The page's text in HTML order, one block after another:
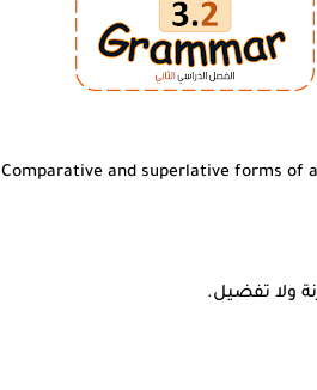
Comparative and superlative forms of
ولا تفضيل.